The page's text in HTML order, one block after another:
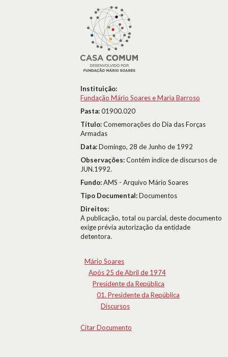
Instituição:
Fundação Mário Soares e Maria Barroso
Pasta:01900.020
Título:Comemorações do Dia das Forças
Armadas
Data:Domingo, 28 de Junho de 1992
Observações:Contém índice de discursos de
JUN.1992.
Fundo:AMS - Arquivo Mário Soares
Tipo Documental:Documentos
Direitos:
A publicação, total ou parcial, deste documento
exige prévia autorização da entidade
detentora.
Mário Soares
Após 25 de Abril de 1974
Presidente da República
01. Presidente da República
Discursos
Citar Documento